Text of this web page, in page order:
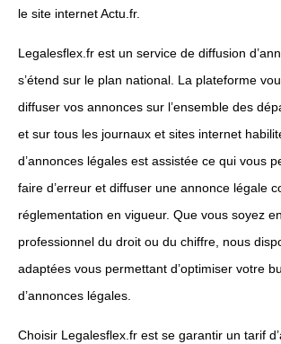
le site internet Actu.fr.
Legalesflex.fr est un service de diffusion
s’étend sur le plan national. La plateforme
diffuser vos annonces sur l’ensemble des
et sur tous les journaux et sites internet
d’annonces légales est assistée ce qui vous
faire d’erreur et diffuser une annonce légale
réglementation en vigueur. Que vous soyez
professionnel du droit ou du chiffre, nous
adaptées vous permettant d’optimiser votre
d’annonces légales.
Choisir Legalesflex.fr est se garantir un tarif